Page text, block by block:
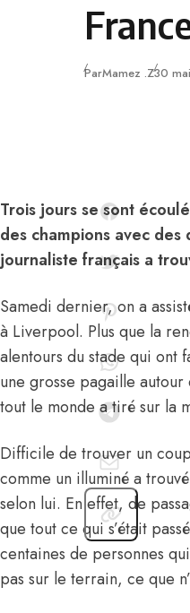
ParMamez .ZPublié
30
Trois jours se sont
des champions avec
journaliste français a
Samedi dernier, on a
à Liverpool. Plus que la
alentours du stade qui ont
une grosse pagaille
tout le monde a tiré sur la
Difficile de trouver un
comme un illuminé a
selon lui. En effet, de
que tout ce qui s’était
centaines de personnes
pas sur le terrain, ce que